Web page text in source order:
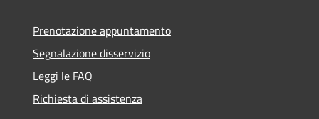
Prenotazione appuntamento
Segnalazione disservizio
Leggi le FAQ
Richiesta di assistenza